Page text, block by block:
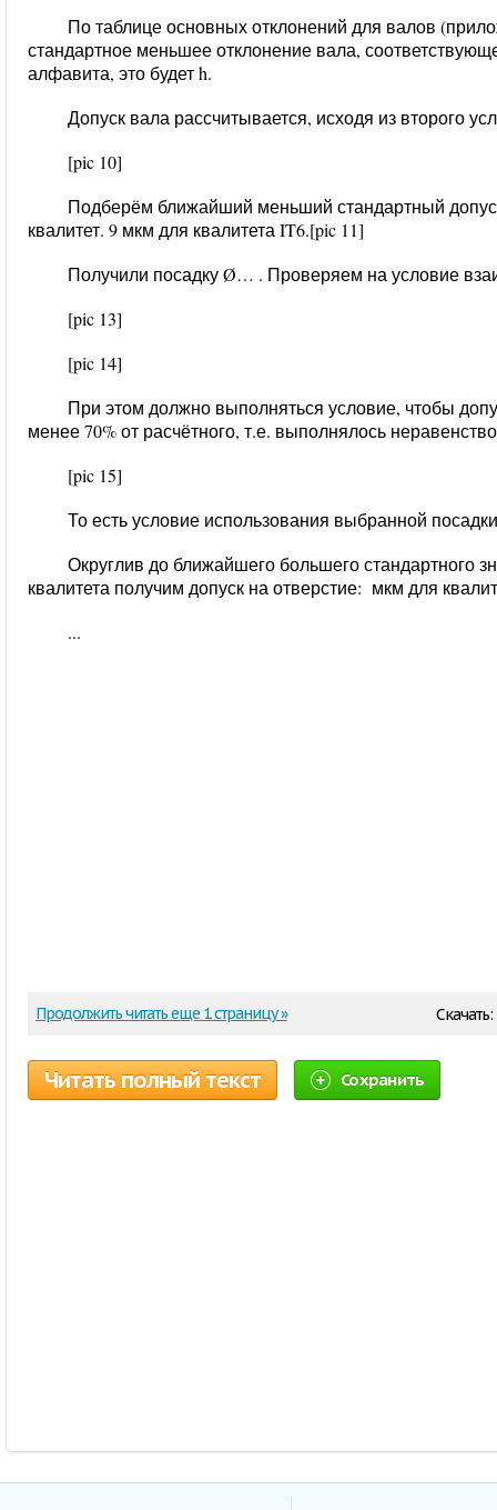
По таблице основных отклонений для валов
стандартное меньшее отклонение вала,
алфавита, это будетh.
Допуск вала рассчитывается, исходя из второго
[pic 10]
Подберём ближайший меньший стандартный
квалитет. 9 мкм для квалитета IT6.[pic 11]
Получили посадкуØ… . Проверяем на условие
[pic 13]
[pic 14]
При этом должно выполняться условие, чтобы
менее 70% от расчётного, т.е. выполнялось
[pic 15]
То есть условие использования выбранной
Округлив до ближайшего большего стандартного
квалитета получим допуск на отверстие: мкм для
...
Скачать:
Продолжить читать еще 1 страницу »
Читать полный текст Сохранить